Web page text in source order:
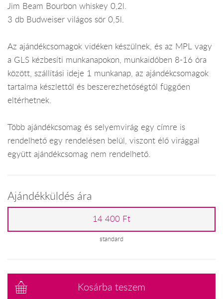
Jim Beam Bourbon whiskey 0,2l.
3 db Budweiser világos sör 0,5l.
Az ajándékcsomagok vidéken készülnek, és az MPL vagy
a GLS kézbesíti munkanapokon, munkaidőben 8-16 óra
között, szállítási ideje 1 munkanap, az ajándékcsomagok
tartalma készlettől és beszerezhetőségtől függően
eltérhetnek.
Több ajándékcsomag és selyemvirág egy címre is
rendelhető egy rendelésen belül, viszont élő virággal
együtt ajándékcsomag nem rendelhető.
Ajándékküldés ára
14 400 Ft
standard
Kosárba teszem